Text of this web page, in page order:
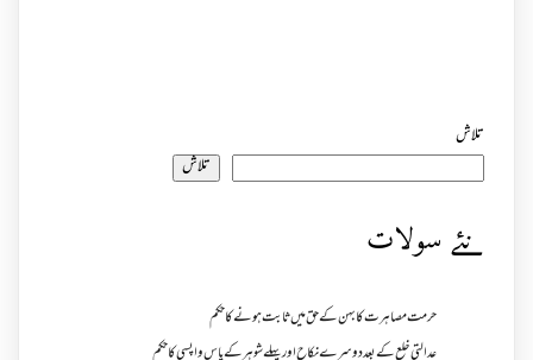
تلاش
تلاش
نئے سولات
حرمت مصاہرت کا بہن کے حق میں ثابت ہونے کا حکم